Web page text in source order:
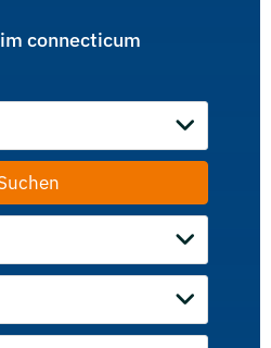
connecticum